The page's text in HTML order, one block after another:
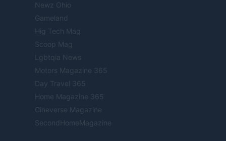
Newz Ohio
Gameland
Hig Tech Mag
Scoop Mag
Lgbtqia News
Motors Magazine 365
Day Travel 365
Home Magazine 365
Cineverse Magazine
SecondHomeMagazine